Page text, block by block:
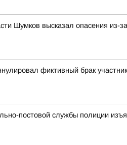
Шумков высказал опасения из-
фиктивный брак
постовой службы полиции